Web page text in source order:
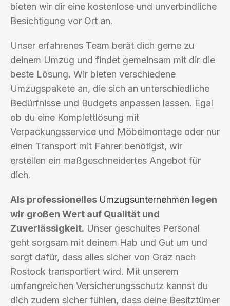
bieten wir dir eine kostenlose und unverbindliche
Besichtigung vor Ort an.
Unser erfahrenes Team berät dich gerne zu
deinem Umzug und findet gemeinsam mit dir die
beste Lösung. Wir bieten verschiedene
Umzugspakete an, die sich an unterschiedliche
Bedürfnisse und Budgets anpassen lassen. Egal
ob du eine Komplettlösung mit
Verpackungsservice und Möbelmontage oder nur
einen Transport mit Fahrer benötigst, wir
erstellen ein maßgeschneidertes Angebot für
dich.
Als professionelles Umzugsunternehmen legen
wir großen Wert auf Qualität und
Zuverlässigkeit. Unser geschultes Personal
geht sorgsam mit deinem Hab und Gut um und
sorgt dafür, dass alles sicher von Graz nach
Rostock transportiert wird. Mit unserem
umfangreichen Versicherungsschutz kannst du
dich zudem sicher fühlen, dass deine Besitztümer